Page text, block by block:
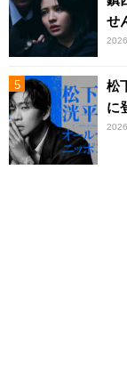
せ
松
に